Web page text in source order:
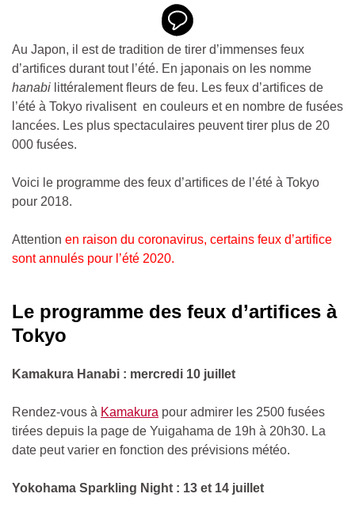
Au Japon, il est de tradition de tirer d’immenses feux
d’artifices durant tout l’été. En japonais on les nomme
hanabi littéralement fleurs de feu. Les feux d’artifices de
l’été à Tokyo rivalisent en couleurs et en nombre de fusées
lancées. Les plus spectaculaires peuvent tirer plus de 20
000 fusées.
Voici le programme des feux d’artifices de l’été à Tokyo
pour 2018.
Attention en raison du coronavirus, certains feux d’artifice
sont annulés pour l’été 2020.
Le programme des feux d’artifices à
Tokyo
Kamakura Hanabi : mercredi 10 juillet
Rendez-vous à Kamakura pour admirer les 2500 fusées
tirées depuis la page de Yuigahama de 19h à 20h30. La
date peut varier en fonction des prévisions météo.
Yokohama Sparkling Night : 13 et 14 juillet